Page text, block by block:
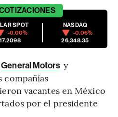
SPOT
-0.00%
17.2098
NASDAQ
-0.06%
26,348.35
General Motors y
compañías
vacantes en México
por el presidente